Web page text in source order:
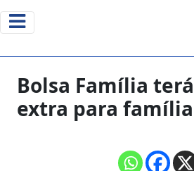
Bolsa Família
extra para